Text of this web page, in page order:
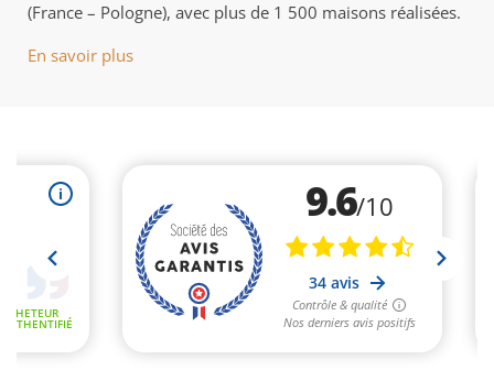
(France – Pologne), avec plus de 1 500 maisons réalisées.
En savoir plus